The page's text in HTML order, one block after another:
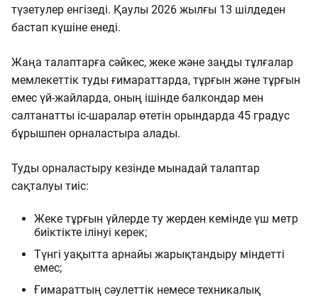
түзетулер енгізеді. Қаулы 2026 жылғы 13 шілдеден
бастап күшіне енеді.
Жаңа талаптарға сәйкес, жеке және заңды тұлғалар
мемлекеттік туды ғимараттарда, тұрғын және тұрғын
емес үй-жайларда, оның ішінде балкондар мен
салтанатты іс-шаралар өтетін орындарда 45 градус
бұрышпен орналастыра алады.
Туды орналастыру кезінде мынадай талаптар
сақталуы тиіс:
Жеке тұрғын үйлерде ту жерден кемінде үш метр
биіктікте ілінуі керек;
Түнгі уақытта арнайы жарықтандыру міндетті
емес;
Ғимараттың сәулеттік немесе техникалық